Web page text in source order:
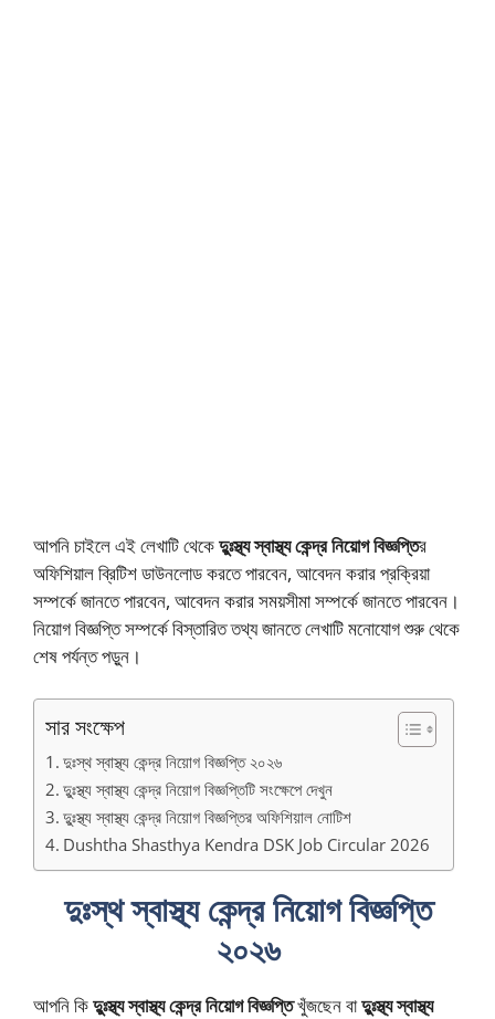
আপনি চাইলে এই লেখাটি থেকেদুুঃস্থ্য স্বাস্থ্য কেন্দ্র নিয়োগ বিজ্ঞপ্তির
অফিশিয়াল ব্রিটিশ ডাউনলোড করতে পারবেন, আবেদন করার প্রক্রিয়া
সম্পর্কে জানতে পারবেন, আবেদন করার সময়সীমা সম্পর্কে জানতে পারবেন।
নিয়োগ বিজ্ঞপ্তি সম্পর্কে বিস্তারিত তথ্য জানতে লেখাটি মনোযোগ শুরু থেকে
শেষ পর্যন্ত পড়ুন।
সার সংক্ষেপ
দুঃস্থ স্বাস্থ্য কেন্দ্র নিয়োগ বিজ্ঞপ্তি ২০২৬
দুুঃস্থ্য স্বাস্থ্য কেন্দ্র নিয়োগ বিজ্ঞপ্তিটি সংক্ষেপে দেখুন
দুুঃস্থ্য স্বাস্থ্য কেন্দ্র নিয়োগ বিজ্ঞপ্তির অফিশিয়াল নোটিশ
Dushtha Shasthya Kendra DSK Job Circular 2026
দুঃস্থ স্বাস্থ্য কেন্দ্র নিয়োগ বিজ্ঞপ্তি
২০২৬
আপনি কিদুুঃস্থ্য স্বাস্থ্য কেন্দ্র নিয়োগ বিজ্ঞপ্তিখুঁজছেন বাদুুঃস্থ্য স্বাস্থ্য